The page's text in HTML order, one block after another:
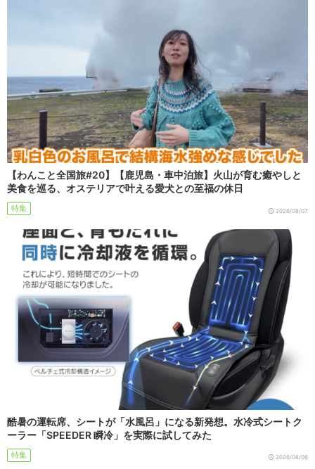
【わんこと全国旅#20】【鹿児島・車中泊旅】火山が育む癒やしと
美食を巡る、オステリアで叶える愛犬との至福の休日
特集 2026/08/07
酷暑の運転席、シートが「水風呂」になる新発想。水冷式シートク
ーラー「SPEEDER 瞬冷」を実際に試してみた
特集 2026/08/06